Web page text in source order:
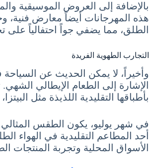
بالإضافة إلى العروض الموسيقية
هذه المهرجانات أيضاً معارض فنية،
الطلق، مما يضفي جواً احتفالياً على
التجارب الطهوية الفريدة
وأخيراً، لا يمكن الحديث عن السياحة
الإشارة إلى الطعام الإيطالي الشهي.
بأطباقها التقليدية اللذيذة مثل البيتزا،
في شهر يوليو، يكون الطقس
أحد المطاعم التقليدية في الهواء
الأسواق المحلية وتجربة المنتجات